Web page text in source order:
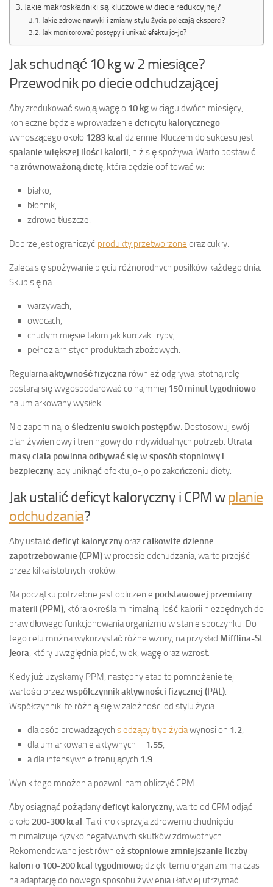
Jakie makroskładniki są kluczowe w diecie redukcyjnej?
Jakie zdrowe nawyki i zmiany stylu życia polecają eksperci?
Jak monitorować postępy i unikać efektu jo-jo?
Jak schudnąć 10 kg w 2 miesiące?
Przewodnik po diecie odchudzającej
Aby zredukować swoją wagę o 10 kgw ciągu dwóch miesięcy,
konieczne będzie wprowadzenie deficytu kalorycznego
wynoszącego około 1283 kcal dziennie. Kluczem do sukcesu jest
spalanie większej ilości kalorii, niż się spożywa. Warto postawić
nazrównoważoną dietę, która będzie obfitować w:
białko,
błonnik,
zdrowe tłuszcze.
Dobrze jest ograniczyć produkty przetworzone oraz cukry.
Zaleca się spożywanie pięciu różnorodnych posiłków każdego dnia.
Skup się na:
warzywach,
owocach,
chudym mięsie takim jak kurczak i ryby,
pełnoziarnistych produktach zbożowych.
Regularnaaktywność fizyczna również odgrywa istotną rolę –
postaraj się wygospodarować co najmniej 150 minut tygodniowo
na umiarkowany wysiłek.
Nie zapominaj o śledzeniu swoich postępów. Dostosowuj swój
plan żywieniowy i treningowy do indywidualnych potrzeb. Utrata
masy ciała powinna odbywać się w sposób stopniowy i
bezpieczny, aby uniknąć efektu jo-jo po zakończeniu diety.
Jak ustalić deficyt kaloryczny i CPM wplanie
odchudzania?
Aby ustalić deficyt kalorycznyorazcałkowite dzienne
zapotrzebowanie (CPM)w procesie odchudzania, warto przejść
przez kilka istotnych kroków.
Na początku potrzebne jest obliczenie podstawowej przemiany
materii (PPM), która określa minimalną ilość kalorii niezbędnych do
prawidłowego funkcjonowania organizmu w stanie spoczynku. Do
tego celu można wykorzystać różne wzory, na przykład Mifflina-St
Jeora, który uwzględnia płeć, wiek, wagę oraz wzrost.
Kiedy już uzyskamy PPM, następny etap to pomnożenie tej
wartości przezwspółczynnik aktywności fizycznej (PAL).
Współczynniki te różnią się w zależności od stylu życia:
dla osób prowadzących siedzący tryb życiawynosi on 1.2,
dla umiarkowanie aktywnych – 1.55,
a dla intensywnie trenujących 1.9.
Wynik tego mnożenia pozwoli nam obliczyć CPM.
Aby osiągnąć pożądanydeficyt kaloryczny, warto od CPM odjąć
około 200-300 kcal. Taki krok sprzyja zdrowemu chudnięciu i
minimalizuje ryzyko negatywnych skutków zdrowotnych.
Rekomendowane jest również stopniowe zmniejszanie liczby
kalorii o 100-200 kcal tygodniowo; dzięki temu organizm ma czas
na adaptację do nowego sposobu żywienia i łatwiej utrzymać